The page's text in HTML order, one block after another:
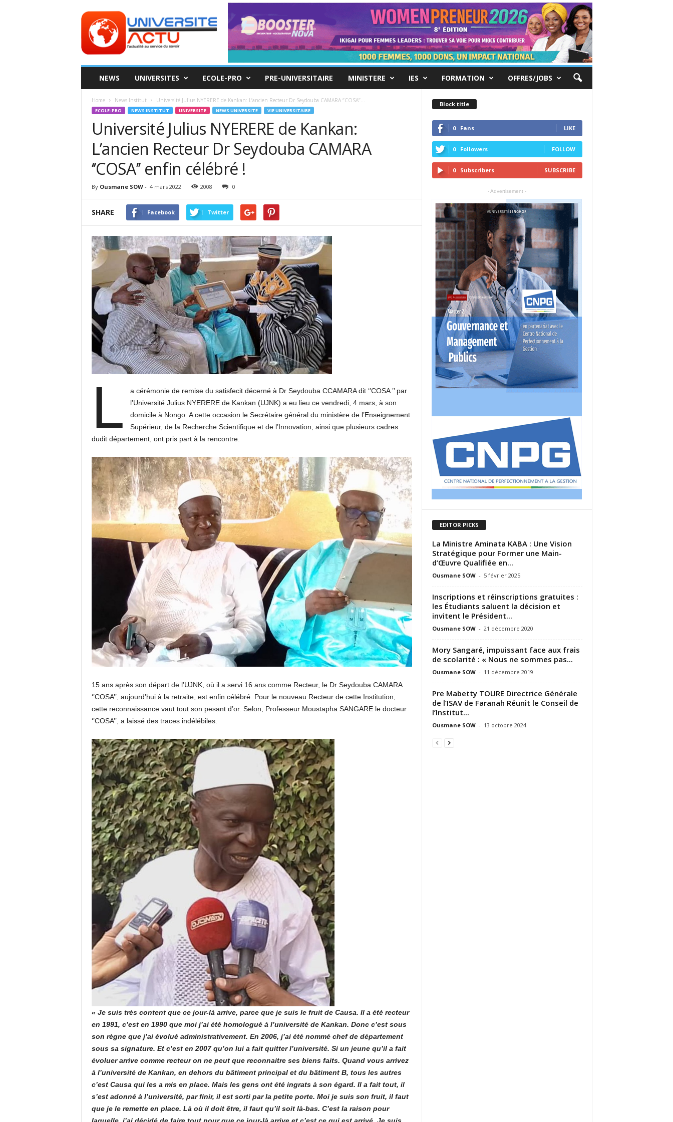
ACTU
NEWS UNIVERSITES ECOLE-PRO PRE-UNIVERSITAIRE MINISTERE IES FORMATION OFFRES/JOBS
Home News Institut Université Julius NYERERE de Kankan: L’ancien Recteur Dr Seydouba CAMARA ‘’COSA’’...
ECOLE-PRO NEWS INSTITUT UNIVERSITE NEWS UNIVERSITE VIE UNIVERSITAIRE
Université Julius NYERERE de Kankan:
L’ancien Recteur Dr Seydouba CAMARA
‘’COSA’’ enfin célébré !
By Ousmane SOW- 4 mars 2022 2008 0
SHARE Facebook Twitter
L
a cérémonie de remise du satisfecit décerné à Dr Seydouba CCAMARA dit ‘’COSA ’’ par
l’Université Julius NYERERE de Kankan (UJNK) a eu lieu ce vendredi, 4 mars, à son
domicile à Nongo. A cette occasion le Secrétaire général du ministère de l’Enseignement
Supérieur, de la Recherche Scientifique et de l’Innovation, ainsi que plusieurs cadres
dudit département, ont pris part à la rencontre.
15 ans après son départ de l’UJNK, où il a servi 16 ans comme Recteur, le Dr Seydouba CAMARA
‘’COSA’’, aujourd’hui à la retraite, est enfin célébré. Pour le nouveau Recteur de cette Institution,
cette reconnaissance vaut tout son pesant d’or. Selon, Professeur Moustapha SANGARE le docteur
‘’COSA’’, a laissé des traces indélébiles.
« Je suis très content que ce jour-là arrive, parce que je suis le fruit de Causa. Il a été recteur
en 1991, c’est en 1990 que moi j’ai été homologué à l’université de Kankan. Donc c’est sous
son règne que j’ai évolué administrativement. En 2006, j’ai été nommé chef de département
sous sa signature. Et c’est en 2007 qu’on lui a fait quitter l’université. Si un jeune qu’il a fait
évoluer arrive comme recteur on ne peut que reconnaitre ses biens faits. Quand vous arrivez
à l’université de Kankan, en dehors du bâtiment principal et du bâtiment B, tous les autres
c’est Causa qui les a mis en place. Mais les gens ont été ingrats à son égard. Il a fait tout, il
s’est adonné à l’université, par finir, il est sorti par la petite porte. Moi je suis son fruit, il faut
que je le remette en place. Là où il doit être, il faut qu’il soit là-bas. C’est la raison pour
Block title
0 Fans LIKE
0 Followers FOLLOW
0 Subscribers SUBSCRIBE
- Advertisement -
EDITOR PICKS
La Ministre Aminata KABA : Une Vision
Stratégique pour Former une Main-
d’Œuvre Qualifiée en...
Ousmane SOW - 5 février 2025
Inscriptions et réinscriptions gratuites :
les Étudiants saluent la décision et
invitent le Président...
Ousmane SOW - 21 décembre 2020
Mory Sangaré, impuissant face aux frais
de scolarité : « Nous ne sommes pas...
Ousmane SOW - 11 décembre 2019
Pre Mabetty TOURE Directrice Générale
de l’ISAV de Faranah Réunit le Conseil de
l’Institut...
Ousmane SOW - 13 octobre 2024